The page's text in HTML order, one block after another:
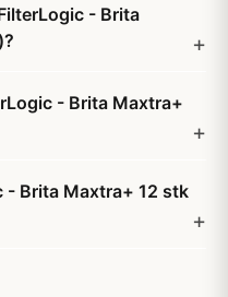
- Brita
- Brita Maxtra+
- Brita Maxtra+ 12 stk